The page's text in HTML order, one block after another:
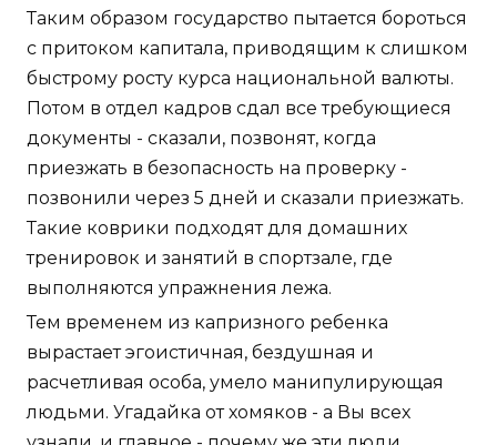
Таким образом государство пытается бороться
с притоком капитала, приводящим к слишком
быстрому росту курса национальной валюты.
Потом в отдел кадров сдал все требующиеся
документы - сказали, позвонят, когда
приезжать в безопасность на проверку -
позвонили через 5 дней и сказали приезжать.
Такие коврики подходят для домашних
тренировок и занятий в спортзале, где
выполняются упражнения лежа.
Тем временем из капризного ребенка
вырастает эгоистичная, бездушная и
расчетливая особа, умело манипулирующая
людьми. Угадайка от хомяков - а Вы всех